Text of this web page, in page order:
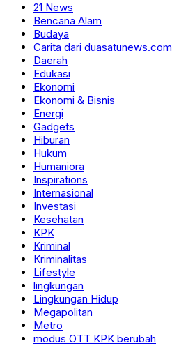
21 News
Bencana Alam
Budaya
Carita dari duasatunews.com
Daerah
Edukasi
Ekonomi
Ekonomi & Bisnis
Energi
Gadgets
Hiburan
Hukum
Humaniora
Inspirations
Internasional
Investasi
Kesehatan
KPK
Kriminal
Kriminalitas
Lifestyle
lingkungan
Lingkungan Hidup
Megapolitan
Metro
modus OTT KPK berubah